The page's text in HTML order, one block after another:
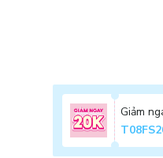
Giảm